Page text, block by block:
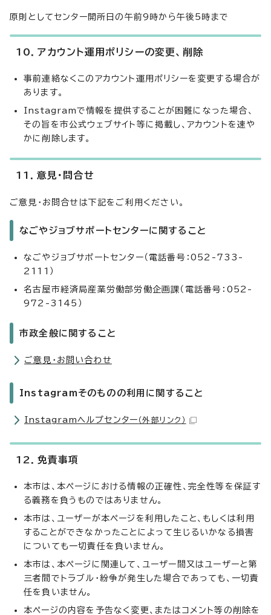
原則としてセンター開所日の午前9時から午後5時まで
10．アカウント運用ポリシーの変更、削除
事前連絡なくこのアカウント運用ポリシーを変更する場合が
あります。
Instagramで情報を提供することが困難になった場合、
その旨を市公式ウェブサイト等に掲載し、アカウントを速や
かに削除します。
11．意見・問合せ
ご意見・お問合せは下記をご利用ください。
なごやジョブサポートセンターに関すること
なごやジョブサポートセンター（電話番号：052-733-
2111）
名古屋市経済局産業労働部労働企画課（電話番号：052-
972-3145）
市政全般に関すること
ご意見・お問い合わせ
Instagramそのものの利用に関すること
Instagramヘルプセンター （外部リンク）
12．免責事項
本市は、本ページにおける情報の正確性、完全性等を保証す
る義務を負うものではありません。
本市は、ユーザーが本ページを利用したこと、もしくは利用
することができなかったことによって生じるいかなる損害
についても一切責任を負いません。
本市は、本ページに関連して、ユーザー間又はユーザーと第
三者間でトラブル・紛争が発生した場合であっても、一切責
任を負いません。
本ページの内容を予告なく変更、またはコメント等の削除を